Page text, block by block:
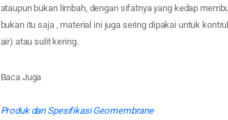
ataupun bukan limbah, dengan sifatnya yang kedap
bukan itu saja , material ini juga sering dipakai untuk
air) atau sulit kering.
Baca Juga
Produk dan Spesifikasi Geomembrane